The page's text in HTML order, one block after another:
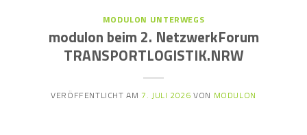
MODULON UNTERWEGS
modulon beim 2. NetzwerkForum
TRANSPORTLOGISTIK.NRW
VERÖFFENTLICHT AM 7. JULI 2026 VON MODULON